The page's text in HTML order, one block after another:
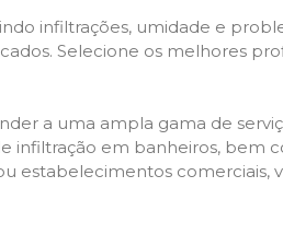
infiltrações, umidade e
Selecione os melhores
a uma ampla gama de
infiltração em banheiros, bem
estabelecimentos comerciais,